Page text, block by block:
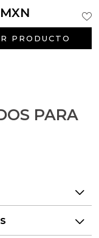
PRODUCTO
PARA